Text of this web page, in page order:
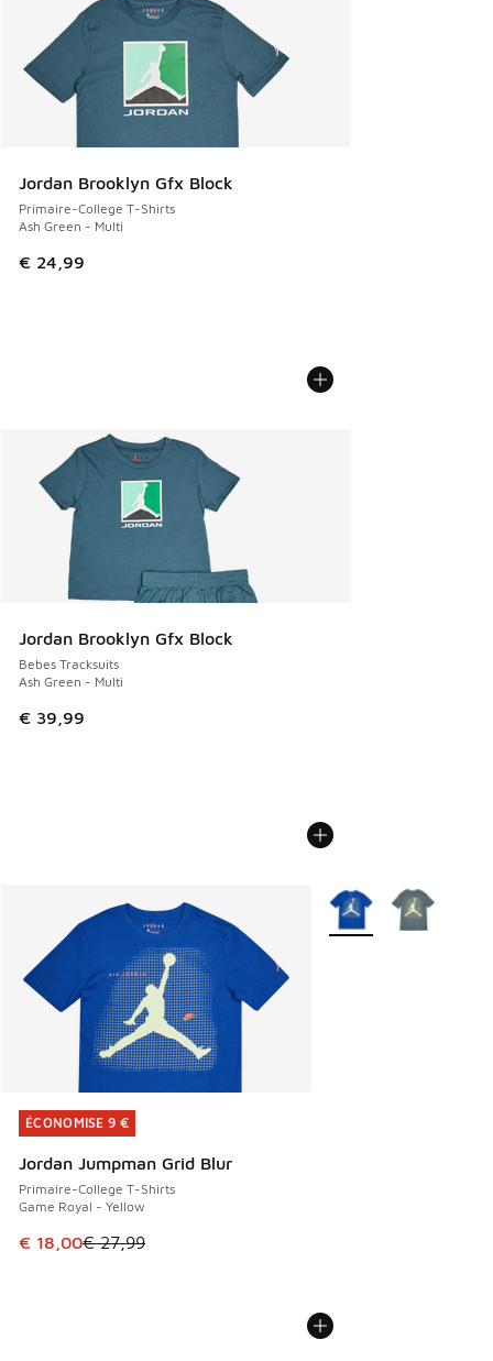
Jordan Brooklyn Gfx Block
Primaire-College T-Shirts
Ash Green - Multi
€ 24,99
Jordan Brooklyn Gfx Block
Bebes Tracksuits
Ash Green - Multi
€ 39,99
ÉCONOMISE 9 €
Jordan Jumpman Grid Blur
Primaire-College T-Shirts
Game Royal - Yellow
Cet article est en promotion. Prix en baisse de € 27,99 à
€ 18,00€ 27,99
ÉCONOMISE 9 €
Plus de couleurs